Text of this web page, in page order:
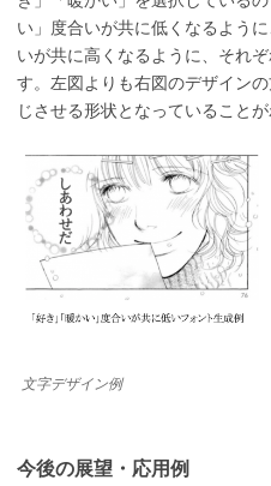
い」度合いが共に低くなるよう
いが共に高くなるように、それ
す。左図よりも右図のデザイン
じさせる形状となっていることが
文字デザイン例
今後の展望・応用例